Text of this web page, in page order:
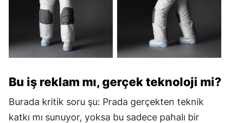
Bu iş reklam mı, gerçek teknoloji mi?
Burada kritik soru şu: Prada gerçekten teknik
katkı mı sunuyor, yoksa bu sadece pahalı bir